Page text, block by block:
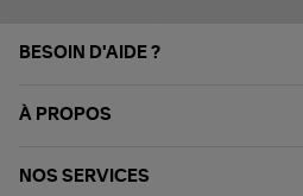
BESOIN D'AIDE ?
À PROPOS
NOS SERVICES